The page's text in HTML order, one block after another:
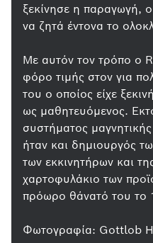
ξεκίνησε η παραγωγή,
να ζητά έντονα το
Με αυτόν τον τρόπο ο
φόρο τιμής στον για
του ο οποίος είχε
ως μαθητευόμενος.
συστήματος
ήταν και δημιουργός
των εκκινητήρων και
χαρτοφυλάκιο των
πρόωρο θάνατό του το
Φωτογραφία: Gottlob